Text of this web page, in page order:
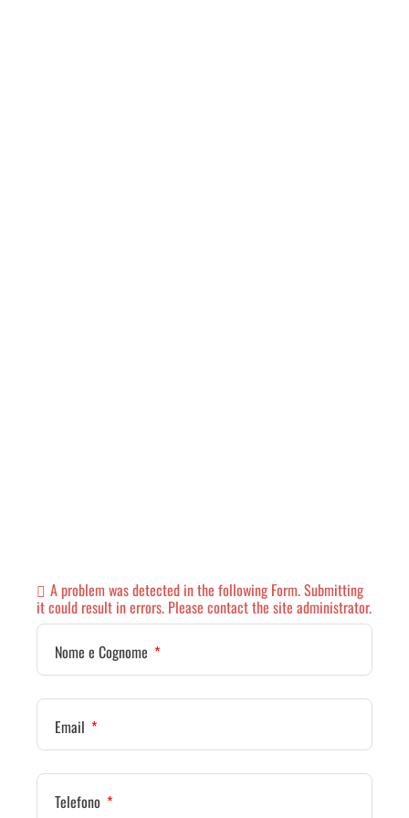
A problem was detected in the following Form. Submitting
it could result in errors. Please contact the site administrator.
Nome e Cognome
Email
Telefono